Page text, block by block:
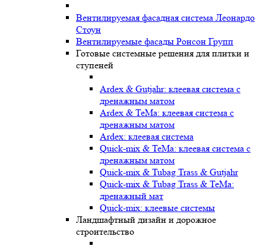
Вентилируемая фасадная система Леонардо
Стоун
Вентилируемые фасады Ронсон Групп
Готовые системные решения для плитки и
ступеней
Ardex & Gutjahr: клеевая система с
дренажным матом
Ardex & TeMa: клеевая система с
дренажным матом
Ardex: клеевая система
Quick-mix & TeMa: клеевая система с
дренажным матом
Quick-mix & Tubag Trass & Gutjahr
Quick-mix & Tubag Trass & TeMa:
дренажный мат
Quick-mix: клеевые системы
Ландшафтный дизайн и дорожное
строительство